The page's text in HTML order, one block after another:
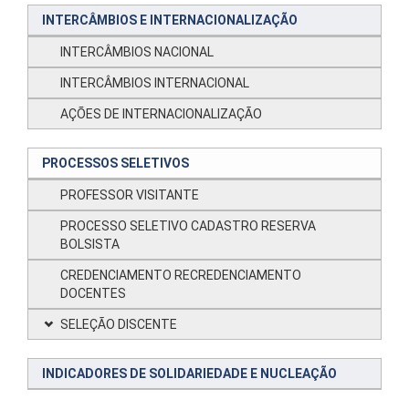
INTERCÂMBIOS E INTERNACIONALIZAÇÃO
INTERCÂMBIOS NACIONAL
INTERCÂMBIOS INTERNACIONAL
AÇÕES DE INTERNACIONALIZAÇÃO
PROCESSOS SELETIVOS
PROFESSOR VISITANTE
PROCESSO SELETIVO CADASTRO RESERVA
BOLSISTA
CREDENCIAMENTO RECREDENCIAMENTO
DOCENTES
SELEÇÃO DISCENTE
INDICADORES DE SOLIDARIEDADE E NUCLEAÇÃO